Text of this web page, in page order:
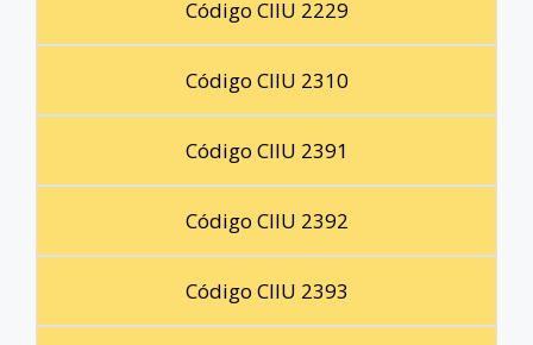
Código CIIU 2229
Código CIIU 2310
Código CIIU 2391
Código CIIU 2392
Código CIIU 2393